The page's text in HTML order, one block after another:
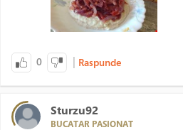
0 | Raspunde
Sturzu92
BUCATAR PASIONAT